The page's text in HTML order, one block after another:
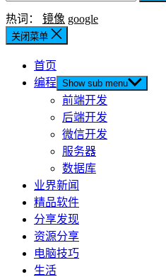
热词： 镜像 google
关闭菜单
首页
编程 Show sub menu
前端开发
后端开发
微信开发
服务器
数据库
业界新闻
精品软件
分享发现
资源分享
电脑技巧
生活